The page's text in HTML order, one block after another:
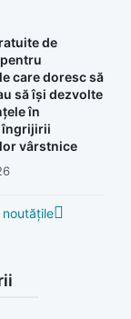
de
care doresc să
să își dezvolte
în
îngrijirii
vârstnice